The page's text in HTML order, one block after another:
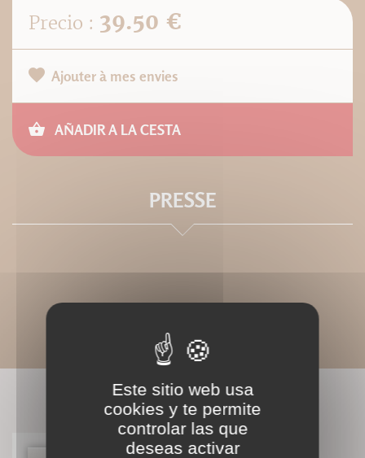
Precio : 39.50 €
Ajouter à mes envies
AÑADIR A LA CESTA
PRESSE
LIVRES ASSOCIÉS
Este sitio web usa
cookies y te permite
controlar las que
deseas activar